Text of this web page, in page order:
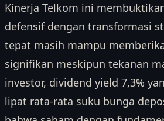
Kinerja Telkom ini
defensif dengan transformasi
tepat masih mampu
signifikan meskipun tekanan
investor, dividend yield 7,3%
lipat rata-rata suku bunga